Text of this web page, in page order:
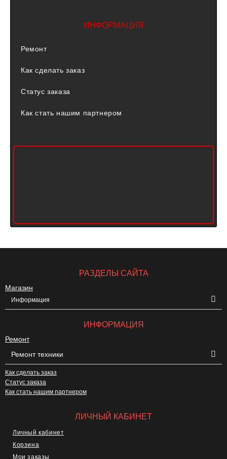
ИНФОРМАЦИЯ
Ремонт
Как сделать заказ
Статус заказа
Как стать нашим партнером
РАЗДЕЛЫ САЙТА
Магазин
Информация
ИНФОРМАЦИЯ
Ремонт
Ремонт техники
Как сделать заказ
Статус заказа
Как стать нашим партнером
ЛИЧНЫЙ КАБИНЕТ
Личный кабинет
Корзина
Мои заказы